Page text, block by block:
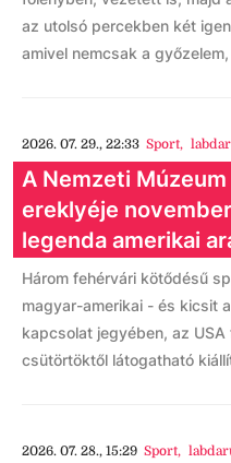
az utolsó percekben két
amivel nemcsak a
2026. 07. 29., 22:33 Sport,
A Nemzeti
ereklyéje
legenda amerikai
Három fehérvári kötődésű
magyar-amerikai - és kicsit
kapcsolat jegyében, az
csütörtöktől látogatható
2026. 07. 28., 15:29 Sport,